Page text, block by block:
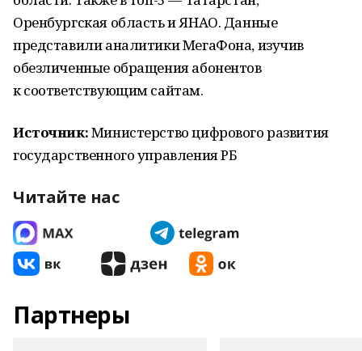
Оренбургская область и ЯНАО. Данные
представили аналитики МегаФона, изучив
обезличенные обращения абонентов
к соответствующим сайтам.
Источник:Министерство цифрового развития
государственного управления РБ
Читайте нас
Партнеры